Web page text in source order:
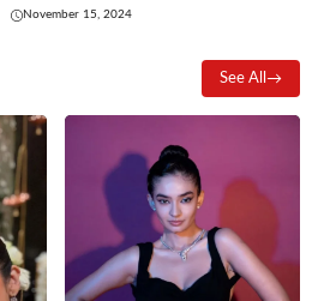
November 15, 2024
See All